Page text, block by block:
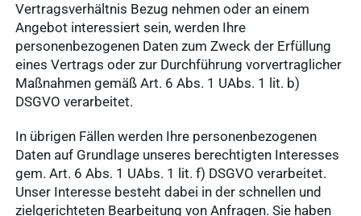
Vertragsverhältnis Bezug nehmen oder an einem
Angebot interessiert sein, werden Ihre
personenbezogenen Daten zum Zweck der Erfüllung
eines Vertrags oder zur Durchführung vorvertraglicher
Maßnahmen gemäß Art. 6 Abs. 1 UAbs. 1 lit. b)
DSGVO verarbeitet.
In übrigen Fällen werden Ihre personenbezogenen
Daten auf Grundlage unseres berechtigten Interesses
gem. Art. 6 Abs. 1 UAbs. 1 lit. f) DSGVO verarbeitet.
Unser Interesse besteht dabei in der schnellen und
zielgerichteten Bearbeitung von Anfragen. Sie haben